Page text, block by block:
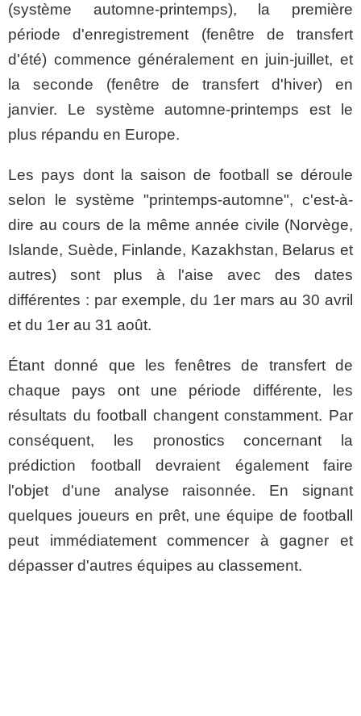
(système automne-printemps), la première
période d'enregistrement (fenêtre de transfert
d'été) commence généralement en juin-juillet, et
la seconde (fenêtre de transfert d'hiver) en
janvier. Le système automne-printemps est le
plus répandu en Europe.
Les pays dont la saison de football se déroule
selon le système "printemps-automne", c'est-à-
dire au cours de la même année civile (Norvège,
Islande, Suède, Finlande, Kazakhstan, Belarus et
autres) sont plus à l'aise avec des dates
différentes : par exemple, du 1er mars au 30 avril
et du 1er au 31 août.
Étant donné que les fenêtres de transfert de
chaque pays ont une période différente, les
résultats du football changent constamment. Par
conséquent, les pronostics concernant la
prédiction football devraient également faire
l'objet d'une analyse raisonnée. En signant
quelques joueurs en prêt, une équipe de football
peut immédiatement commencer à gagner et
dépasser d'autres équipes au classement.